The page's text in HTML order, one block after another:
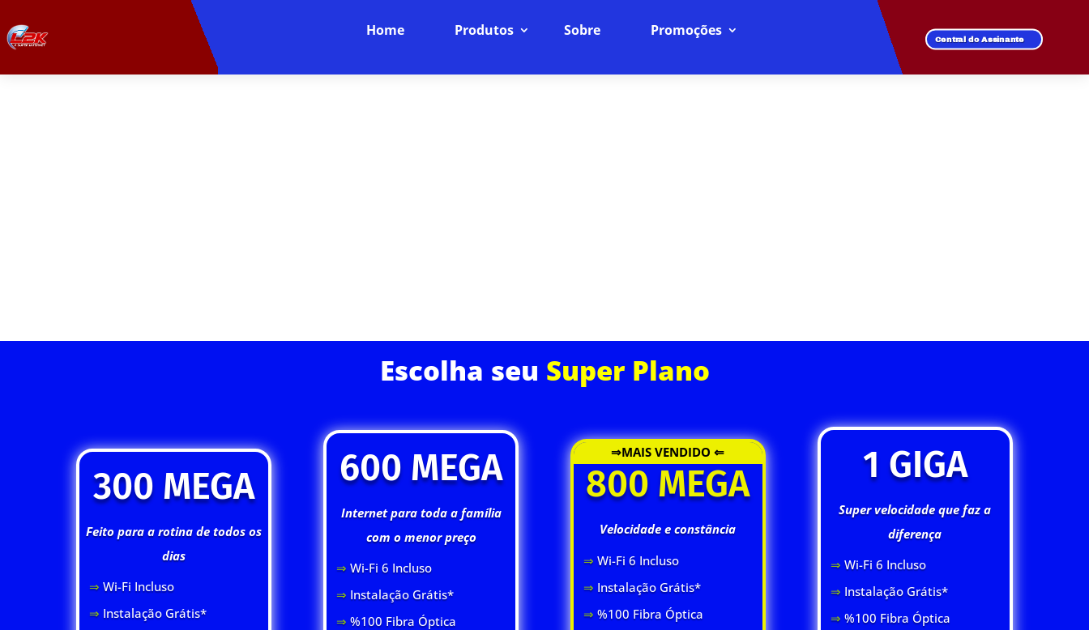
Home Produtos Sobre Promoções Central do Assinante
Escolha seu Super Plano
300 MEGA
Feito para a rotina de todos os
dias
⇒ Wi-Fi Incluso
⇒ Instalação Grátis*
600 MEGA
Internet para toda a família
com o menor preço
⇒ Wi-Fi 6 Incluso
⇒ Instalação Grátis*
⇒ %100 Fibra Óptica
⇒MAIS VENDIDO ⇐
800 MEGA
Velocidade e constância
⇒ Wi-Fi 6 Incluso
⇒ Instalação Grátis*
⇒ %100 Fibra Óptica
1 GIGA
Super velocidade que faz a
diferença
⇒ Wi-Fi 6 Incluso
⇒ Instalação Grátis*
⇒ %100 Fibra Óptica